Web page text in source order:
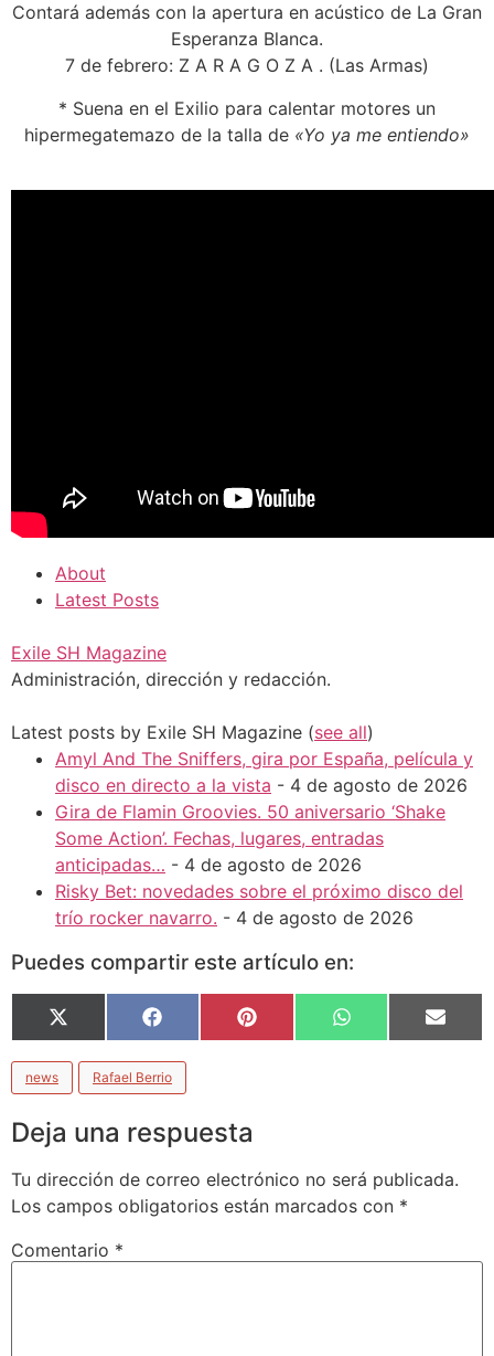
Contará además con la apertura en acústico de La Gran
Esperanza Blanca.
7 de febrero: Z A R A G O Z A . (Las Armas)
* Suena en el Exilio para calentar motores un
hipermegatemazo de la talla de «Yo ya me entiendo»
About
Latest Posts
Exile SH Magazine
Administración, dirección y redacción.
Latest posts by Exile SH Magazine (see all)
Amyl And The Sniffers, gira por España, película y
disco en directo a la vista - 4 de agosto de 2026
Gira de Flamin Groovies. 50 aniversario ‘Shake
Some Action’. Fechas, lugares, entradas
anticipadas… - 4 de agosto de 2026
Risky Bet: novedades sobre el próximo disco del
trío rocker navarro. - 4 de agosto de 2026
Puedes compartir este artículo en:
X
(Twitter)
Facebook Pinterest WhatsApp Email
news Rafael Berrio
Deja una respuesta
Tu dirección de correo electrónico no será publicada.
Los campos obligatorios están marcados con *
Comentario *